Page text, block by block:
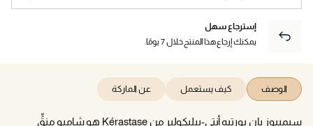
إسترجاع سهل
يمكنك إرجاع هذا المنتج خلال 7 يومًا.
الوصف كيف يستعمل عن الماركة
سيمبيوز بان بورتيه أنتي-بيليكولير من Kérastase هو شامبو منقٍّ